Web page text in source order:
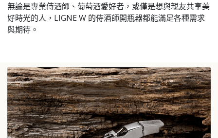
無論是專業侍酒師、葡萄酒愛好者，或僅是想與親友共享美
好時光的人，LIGNE W 的侍酒師開瓶器都能滿足各種需求
與期待。